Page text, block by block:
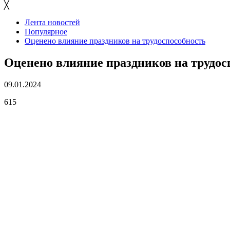
╳
Лента новостей
Популярное
Оценено влияние праздников на трудоспособность
Оценено влияние праздников на
09.01.2024
615